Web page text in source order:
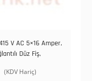
V AC 5×16 Amper,
Düz Fiş,
Şu
(KDV Hariç)